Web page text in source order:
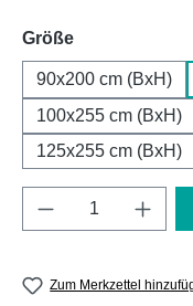
Größeauswählen
90x200 cm (BxH)
100x255 cm (BxH)
125x255 cm (BxH)
Produkt
Zum Merkzettel